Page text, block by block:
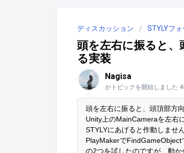
ディスカッション STYLYフォ
頭を左右に振ると、
る実装
Nagisa
がトピックを開始しました
頭を左右に振ると、頭頂部方
Unity上のMainCameraを左右
STYLYにあげると作動しません
PlayMakerで
の2つを試したのですが、動